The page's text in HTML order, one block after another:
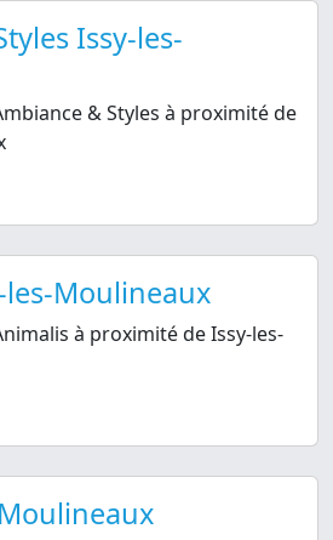
Issy-les-
& Styles à proximité de
Moulineaux
à proximité de Issy-les-